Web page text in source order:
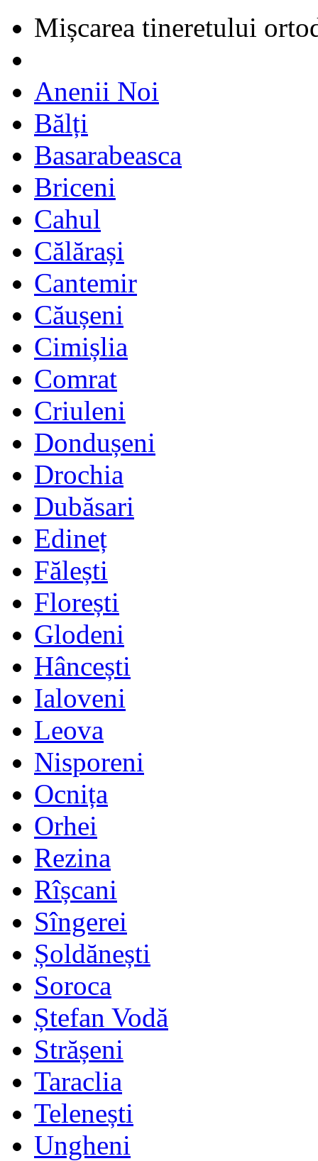
Mișcarea tineretului
Anenii Noi
Bălți
Basarabeasca
Briceni
Cahul
Călărași
Cantemir
Căușeni
Cimișlia
Comrat
Criuleni
Dondușeni
Drochia
Dubăsari
Edineț
Fălești
Florești
Glodeni
Hâncești
Ialoveni
Leova
Nisporeni
Ocnița
Orhei
Rezina
Rîșcani
Sîngerei
Șoldănești
Soroca
Ștefan Vodă
Strășeni
Taraclia
Telenești
Ungheni